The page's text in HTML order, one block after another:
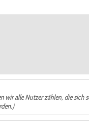
alle Nutzer zählen, die sich